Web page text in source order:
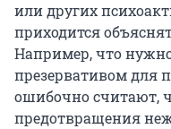
или других
приходится
Например, что
презервативом для
ошибочно считают,
предотвращения